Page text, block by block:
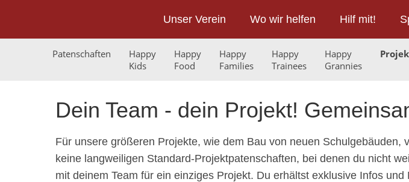
Unser Verein Wo wir helfen Hilf mit!
Patenschaften
Happy
Kids
Happy
Food
Happy
Families
Happy
Trainees
Happy
Grannies
Dein Team - dein Projekt!
Für unsere größeren Projekte, wie dem Bau von neuen
keine langweiligen Standard-Projektpatenschaften, bei denen du nicht
mit deinem Team für ein einziges Projekt. Du erhältst exklusive Infos